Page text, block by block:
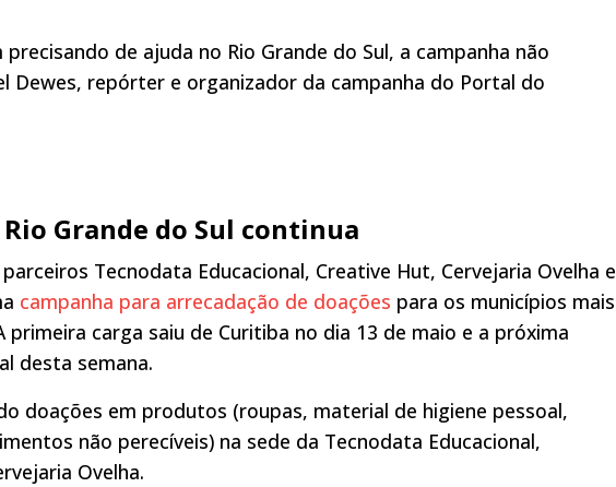
de ajuda no Rio Grande do Sul, a campanha não
Dewes, repórter e organizador da campanha do Portal do
Grande do Sul continua
Tecnodata Educacional, Creative Hut, Cervejaria Ovelha e
campanha para arrecadação de doações para os municípios mais
primeira carga saiu de Curitiba no dia 13 de maio e a próxima
desta semana.
doações em produtos (roupas, material de higiene pessoal,
não perecíveis) na sede da Tecnodata Educacional,
Ovelha.